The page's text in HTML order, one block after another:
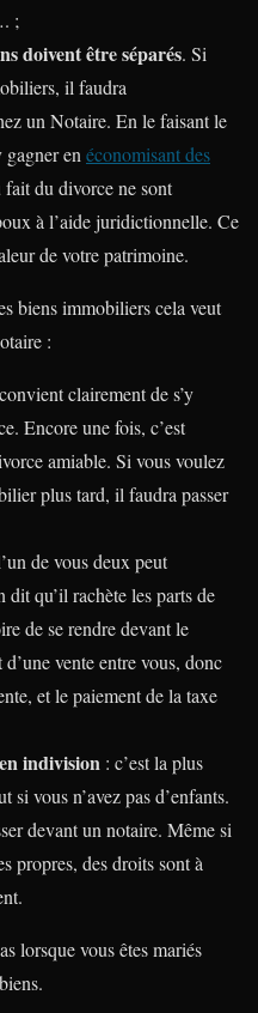
;
doivent être séparés. Si
il faudra
un Notaire. En le faisant le
en économisant des
fait du divorce ne sont
à l’aide juridictionnelle. Ce
de votre patrimoine.
biens immobiliers cela veut
:
clairement de s’y
Encore une fois, c’est
amiable. Si vous voulez
plus tard, il faudra passer
de vous deux peut
qu’il rachète les parts de
de se rendre devant le
vente entre vous, donc
et le paiement de la taxe
indivision : c’est la plus
si vous n’avez pas d’enfants.
devant un notaire. Même si
propres, des droits sont à
lorsque vous êtes mariés